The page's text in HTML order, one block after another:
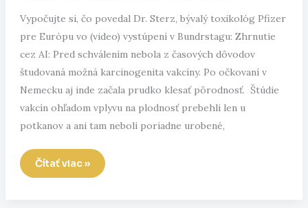
Vypočujte si, čo povedal Dr. Sterz, bývalý toxikológ Pfizer
pre Európu vo (video) vystúpení v Bundrstagu: Zhrnutie
cez AI: Pred schválením nebola z časových dôvodov
študovaná možná karcinogenita vakcíny. Po očkovaní v
Nemecku aj inde začala prudko klesať pôrodnosť. Štúdie
vakcín ohľadom vplyvu na plodnosť prebehli len u
potkanov a ani tam neboli poriadne urobené,
Prídu
vyjadrenia
Čítať viac »